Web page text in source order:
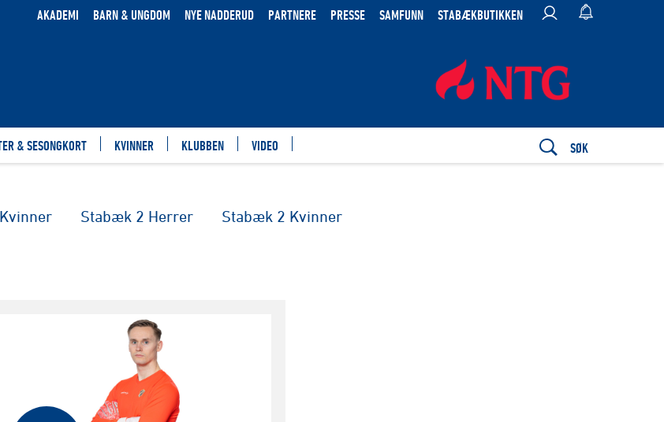
AKADEMI BARN & UNGDOM NYE NADDERUD PARTNERE PRESSE SAMFUNN STABÆKBUTIKKEN
& SESONGKORT KVINNER KLUBBEN VIDEO SØK
Kvinner Stabæk 2 Herrer Stabæk 2 Kvinner